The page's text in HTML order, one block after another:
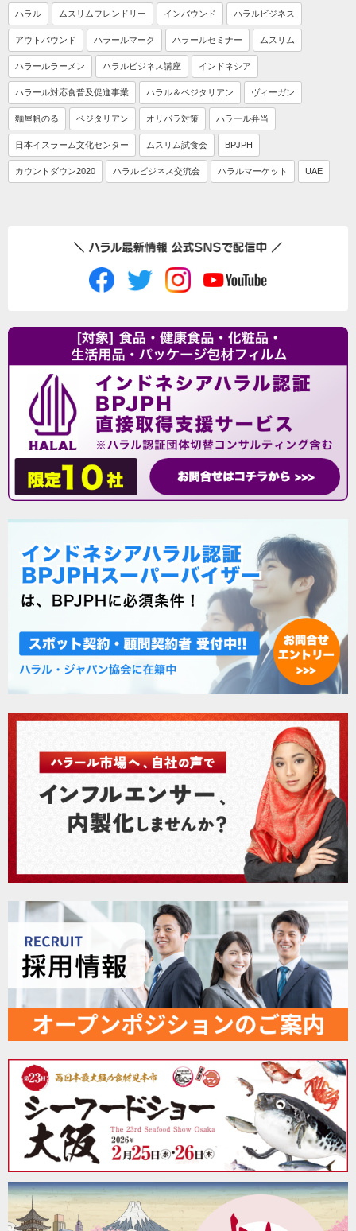
ハラル ムスリムフレンドリー インバウンド ハラルビジネス
アウトバウンド ハラールマーク ハラールセミナー ムスリム
ハラールラーメン ハラルビジネス講座 インドネシア
ハラール対応食普及促進事業 ハラル＆ベジタリアン ヴィーガン
麵屋帆のる ベジタリアン オリパラ対策 ハラール弁当
日本イスラーム文化センター ムスリム試食会 BPJPH
カウントダウン2020 ハラルビジネス交流会 ハラルマーケット UAE